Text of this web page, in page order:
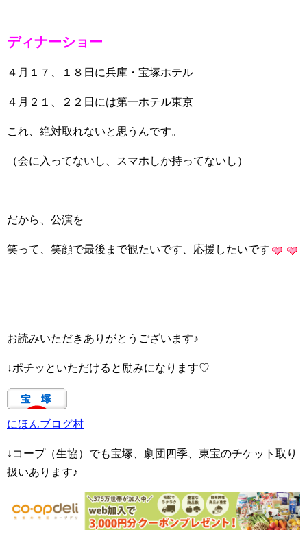
ディナーショー
４月１７、１８日に兵庫・宝塚ホテル
４月２１、２２日には第一ホテル東京
これ、絶対取れないと思うんです。
（会に入ってないし、スマホしか持ってないし）
だから、公演を
笑って、笑顔で最後まで観たいです、応援したいです
お読みいただきありがとうございます♪
↓ポチッといただけると励みになります♡
にほんブログ村
↓コープ（生協）でも宝塚、劇団四季、東宝のチケット取り
扱いあります♪